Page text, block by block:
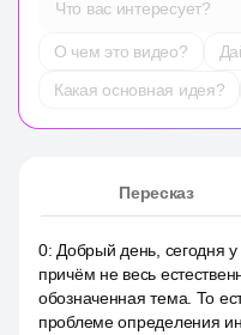
Что вас интересует?
О чем это видео?
Какая основная идея?
Пересказ
0: Добрый день, сегодня
причём не весь
обозначенная тема. То
проблеме определения